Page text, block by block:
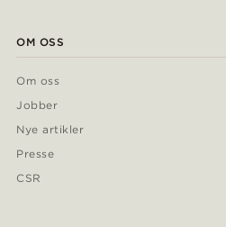
OM OSS
Om oss
Jobber
Nye artikler
Presse
CSR